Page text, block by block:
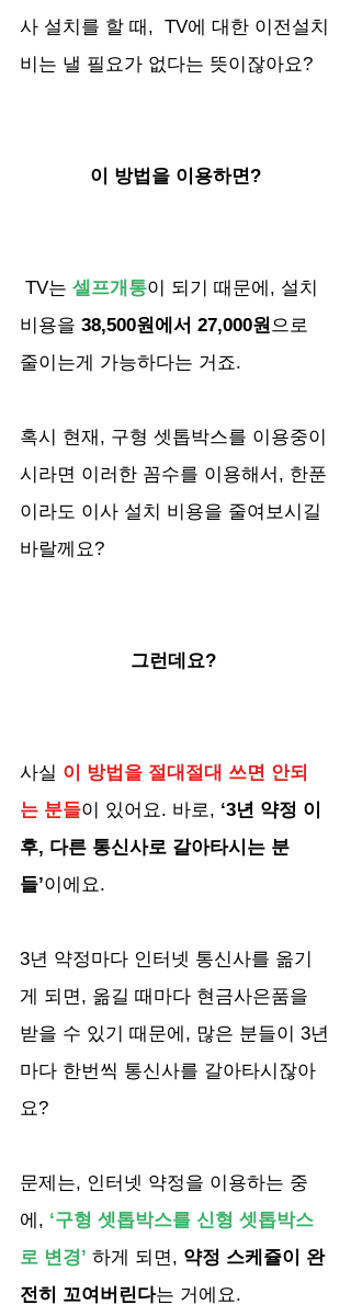
사 설치를 할 때,  TV에 대한 이전설치
비는 낼 필요가 없다는 뜻이잖아요?
이 방법을 이용하면?
TV는 셀프개통이 되기 때문에, 설치
비용을 38,500원에서 27,000원 으로
줄이는게 가능하다는 거죠.
혹시 현재, 구형 셋톱박스를 이용중이
시라면 이러한 꼼수를 이용해서, 한푼
이라도 이사 설치 비용을 줄여보시길
바랄께요?
그런데요?
사실 이 방법을 절대절대 쓰면 안되
는 분들이 있어요. 바로, ‘3년 약정 이
후, 다른 통신사로 갈아타시는 분
들’이에요.
3년 약정마다 인터넷 통신사를 옮기
게 되면, 옮길 때마다 현금사은품을
받을 수 있기 때문에, 많은 분들이 3년
마다 한번씩 통신사를 갈아타시잖아
요?
문제는, 인터넷 약정을 이용하는 중
에, ‘구형 셋톱박스를 신형 셋톱박스
로 변경’ 하게 되면, 약정 스케쥴이 완
전히 꼬여버린다는 거에요.